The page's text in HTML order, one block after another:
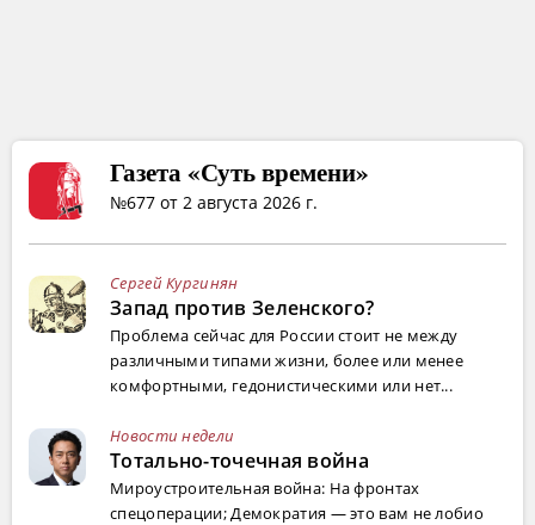
Газета «Суть времени»
№677 от 2 августа 2026 г.
Сергей Кургинян
Запад против Зеленского?
Проблема сейчас для России стоит не между
различными типами жизни, более или менее
комфортными, гедонистическими или нет...
Новости недели
Тотально-точечная война
Мироустроительная война: На фронтах
спецоперации; Демократия — это вам не лобио